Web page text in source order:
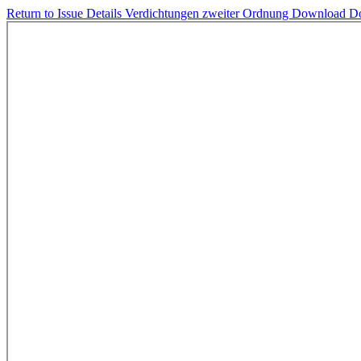
Return to Issue Details Verdichtungen zweiter Ordnung Download